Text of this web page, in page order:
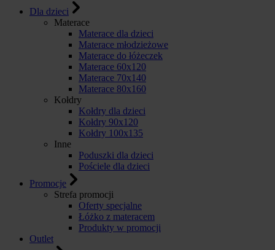
Dla dzieci
Materace
Materace dla dzieci
Materace młodzieżowe
Materace do łóżeczek
Materace 60x120
Materace 70x140
Materace 80x160
Kołdry
Kołdry dla dzieci
Kołdry 90x120
Kołdry 100x135
Inne
Poduszki dla dzieci
Pościele dla dzieci
Promocje
Strefa promocji
Oferty specjalne
Łóżko z materacem
Produkty w promocji
Outlet